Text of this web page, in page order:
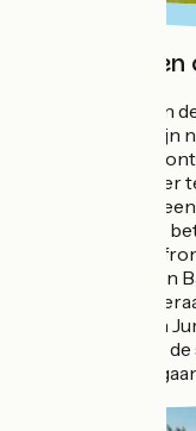
Normandië
In deze streek van
middeleeuwen zijn
dat de baai van
om per tweewieler
heel Normandië
erfgoed? Laat je...
het kasteel
het wandtapijt van
Willem de
enorme abdij van
...inspireren door
juweeltjes die je